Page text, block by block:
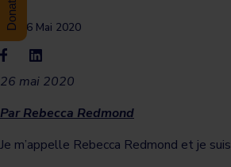
26 Mai 2020
26 mai 2020
Par Rebecca Redmond
Je m’appelle Rebecca Redmond et je suis